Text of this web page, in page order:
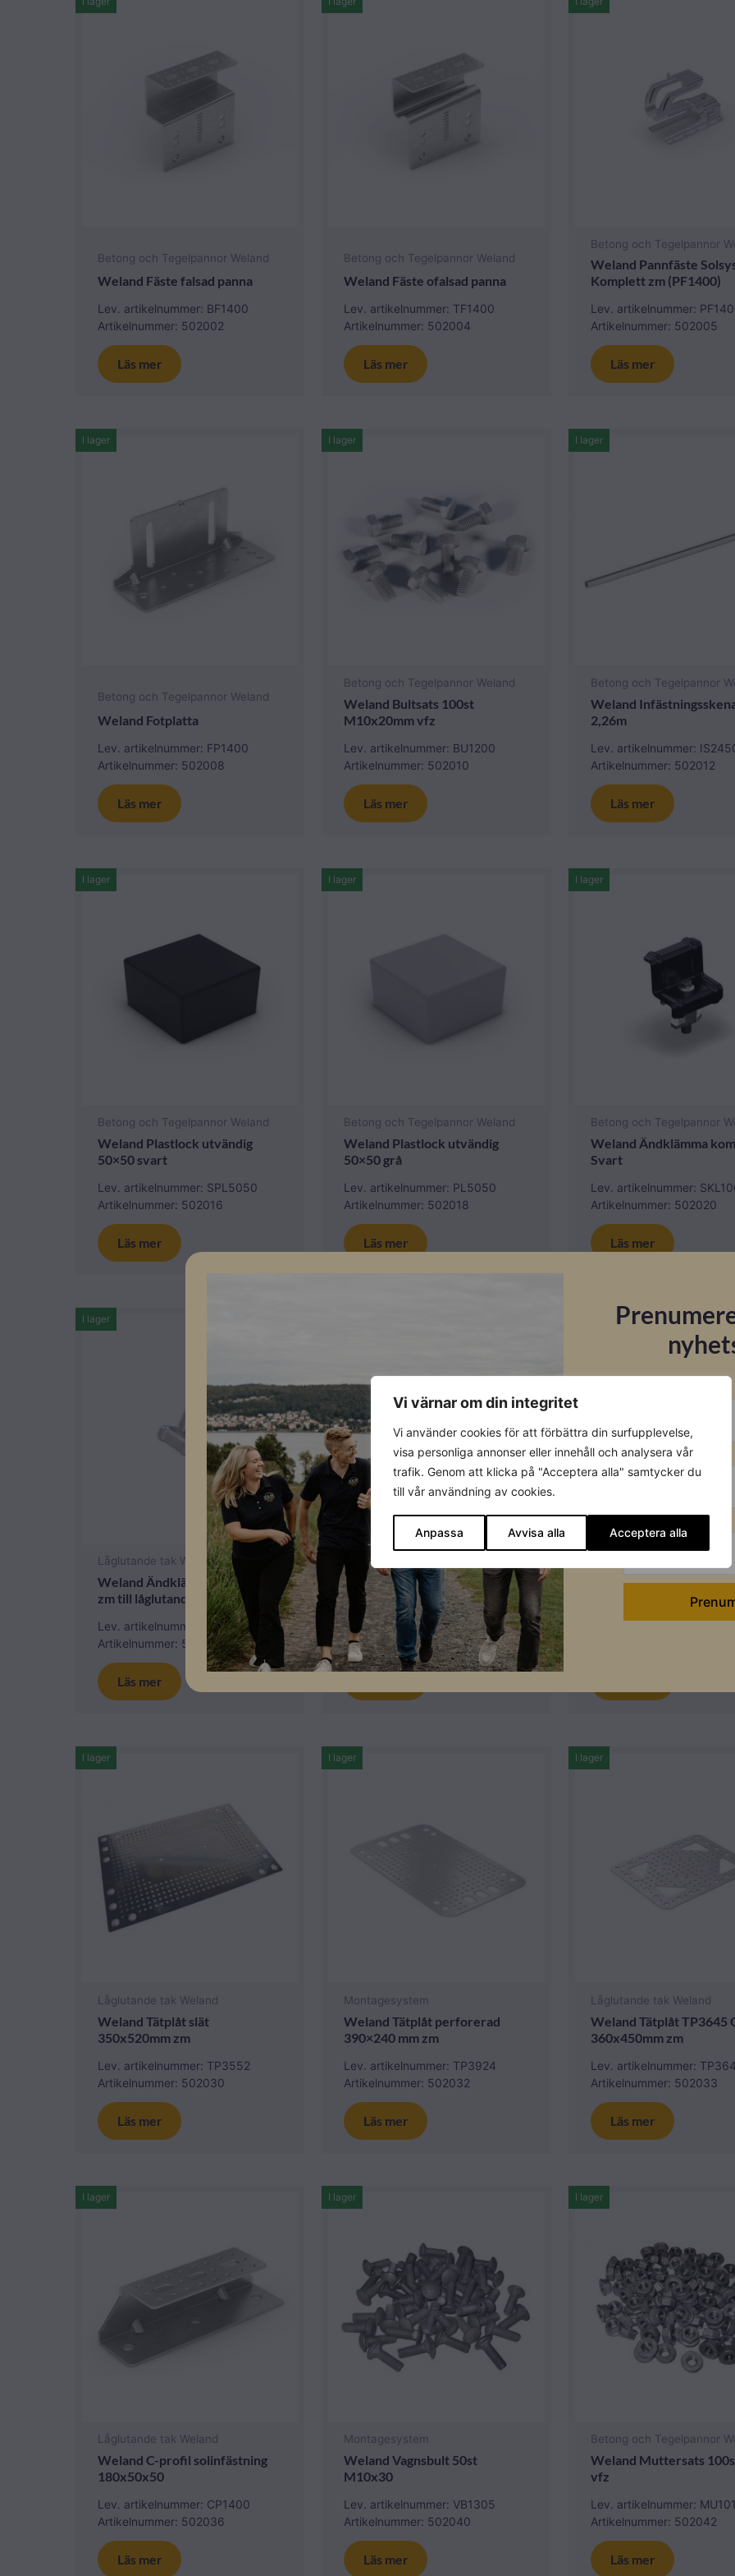
Vi värnar om din integritet
Vi använder cookies för att förbättra din surfupplevelse,
visa personliga annonser eller innehåll och analysera vår
trafik. Genom att klicka på "Acceptera alla" samtycker du
till vår användning av cookies.
Anpassa Avvisa alla Acceptera alla
Betong och Tegelpannor Weland
Weland Fäste falsad panna
Lev. artikelnummer: BF1400
Artikelnummer: 502002
Läs mer
Betong och Tegelpannor Weland
Weland Fäste ofalsad panna
Lev. artikelnummer: TF1400
Artikelnummer: 502004
Läs mer
Betong och Tegelpannor
Weland Pannfäste
Komplett zm (PF1400)
Lev. artikelnummer:
Artikelnummer: 502005
Läs mer
Betong och Tegelpannor Weland
Weland Fotplatta
Lev. artikelnummer: FP1400
Artikelnummer: 502008
I lager
Läs mer
Betong och Tegelpannor Weland
Weland Bultsats 100st
M10x20mm vfz
Lev. artikelnummer: BU1200
Artikelnummer: 502010
I lager
Läs mer
Betong och Tegelpannor
Weland
2,26m
Lev. artikelnummer:
Artikelnummer: 502012
I lager
Läs mer
Betong och Tegelpannor Weland
Weland Plastlock utvändig
50×50 svart
Lev. artikelnummer: SPL5050
Artikelnummer: 502016
I lager
Läs mer
Betong och Tegelpannor Weland
Weland Plastlock utvändig
50×50 grå
Lev. artikelnummer: PL5050
Artikelnummer: 502018
I lager
Läs mer
Betong och Tegelpannor
Weland Ändklämma
Svart
Lev. artikelnummer:
Artikelnummer: 502020
I lager
Läs mer
Låglutande tak Weland
Weland Ändklämma solsystem
zm till låglutande system
Lev. artikelnummer: KL3050
Artikelnummer: 502023
I lager
Läs mer
Betong och Tegelpannor Weland
Weland Mittklämma komplett
Svart
Lev. artikelnummer: SKL2000
Artikelnummer: 502024
Weland Mittklämma
Låglutande tak Weland
Weland Tätplåt slät
350x520mm zm
Lev. artikelnummer: TP3552
Artikelnummer: 502030
I lager
Läs mer
Montagesystem
Weland Tätplåt perforerad
390×240 mm zm
Lev. artikelnummer: TP3924
Artikelnummer: 502032
I lager
Läs mer
Låglutande tak Weland
Weland Tätplåt TP3645
360x450mm zm
Lev. artikelnummer:
Artikelnummer: 502033
I lager
Läs mer
Låglutande tak Weland
Weland C-profil solinfästning
180x50x50
Lev. artikelnummer: CP1400
Artikelnummer: 502036
I lager
Läs mer
Montagesystem
Weland Vagnsbult 50st
M10x30
Lev. artikelnummer: VB1305
Artikelnummer: 502040
I lager
Läs mer
Betong och Tegelpannor
Weland Muttersats
vfz
Lev. artikelnummer:
Artikelnummer: 502042
I lager
Läs mer
Förnamn
Efternamn